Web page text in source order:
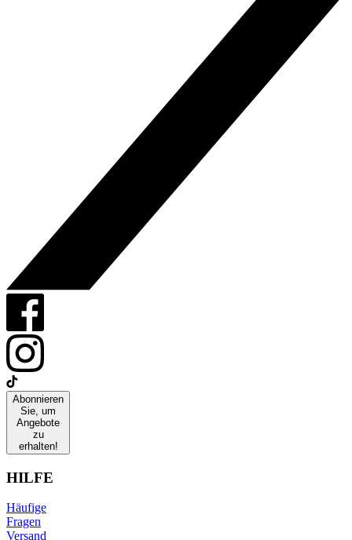
Abonnieren
Sie, um
Angebote
zu
erhalten!
HILFE
Häufige
Fragen
Versand